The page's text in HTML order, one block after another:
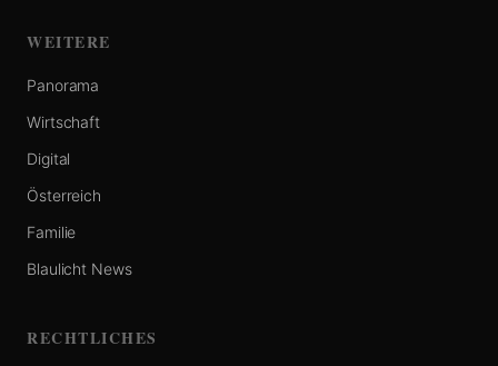
WEITERE
Panorama
Wirtschaft
Digital
Österreich
Familie
Blaulicht News
RECHTLICHES